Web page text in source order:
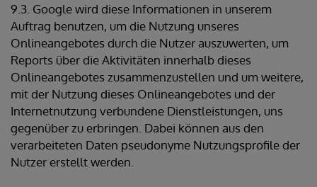
9.3. Google wird diese Informationen in unserem
Auftrag benutzen, um die Nutzung unseres
Onlineangebotes durch die Nutzer auszuwerten, um
Reports über die Aktivitäten innerhalb dieses
Onlineangebotes zusammenzustellen und um weitere,
mit der Nutzung dieses Onlineangebotes und der
Internetnutzung verbundene Dienstleistungen, uns
gegenüber zu erbringen. Dabei können aus den
verarbeiteten Daten pseudonyme Nutzungsprofile der
Nutzer erstellt werden.